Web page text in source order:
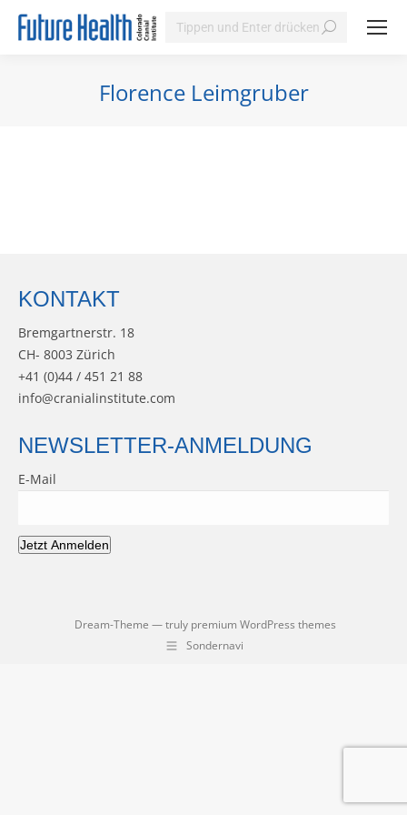
Search:
Florence Leimgruber
KONTAKT
Bremgartnerstr. 18
CH- 8003 Zürich
+41 (0)44 / 451 21 88
info@cranialinstitute.com
NEWSLETTER-ANMELDUNG
E-Mail
Jetzt Anmelden
Dream-Theme — truly premium WordPress themes
Sondernavi